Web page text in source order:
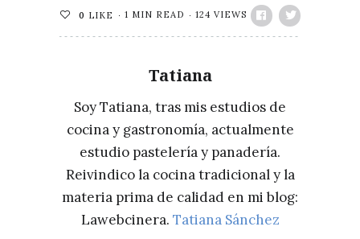
0 LIKE 1 MIN READ 124 VIEWS
Tatiana
Soy Tatiana, tras mis estudios de
cocina y gastronomía, actualmente
estudio pastelería y panadería.
Reivindico la cocina tradicional y la
materia prima de calidad en mi blog:
Lawebcinera. Tatiana Sánchez